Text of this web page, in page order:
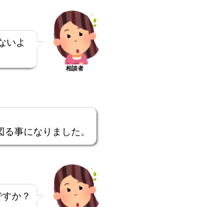
いよ
相談者
事になりました。
か？